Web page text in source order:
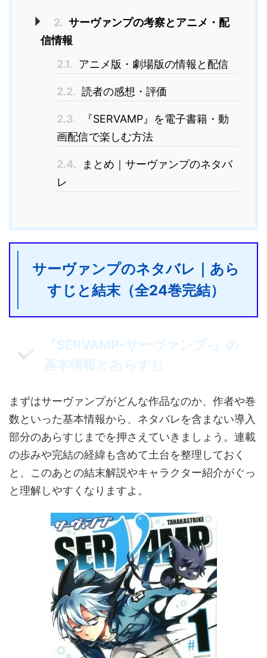
2. サーヴァンプの考察とアニメ・配
信情報
2.1. アニメ版・劇場版の情報と配信
2.2. 読者の感想・評価
2.3.
『SERVAMP』を電子書籍・動
画配信で楽しむ方法
2.4.
まとめ｜サーヴァンプのネタバ
レ
サーヴァンプのネタバレ｜あら
すじと結末（全24巻完結）
『SERVAMP-サーヴァンプ-』の
基本情報とあらすじ
まずはサーヴァンプがどんな作品なのか、作者や巻
数といった基本情報から、ネタバレを含まない導入
部分のあらすじまでを押さえていきましょう。連載
の歩みや完結の経緯も含めて土台を整理しておく
と、このあとの結末解説やキャラクター紹介がぐっ
と理解しやすくなりますよ。